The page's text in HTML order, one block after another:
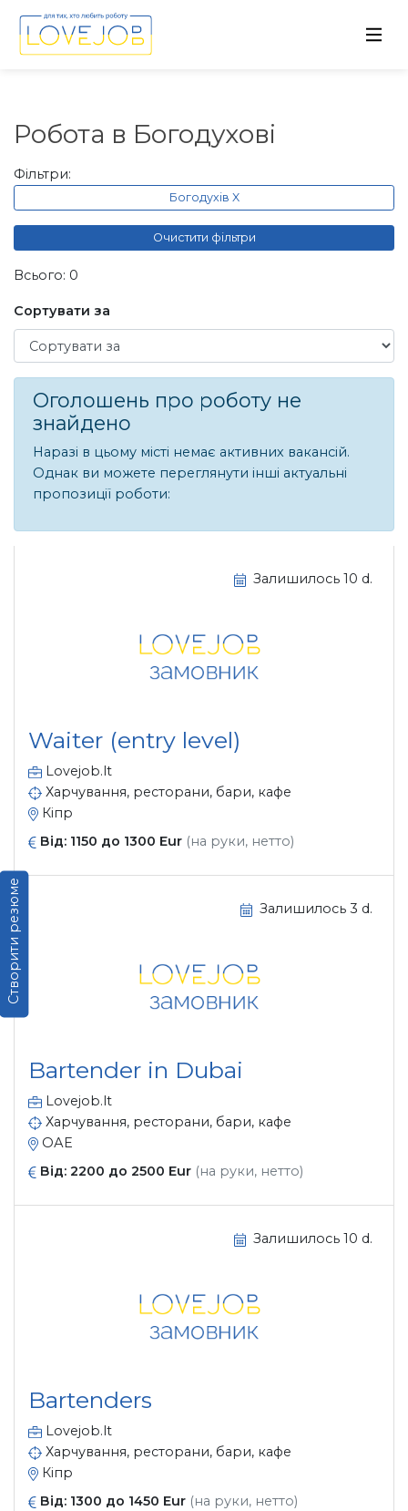
Створити резюме
Робота в Богодухові
Фільтри:
Богодухів X
Очистити фільтри
Всього: 0
Сортувати за
Сортувати за
Оголошень про роботу не
знайдено
Наразі в цьому місті немає активних вакансій.
Однак ви можете переглянути інші актуальні
пропозиції роботи:
Залишилось 10 d.
Waiter (entry level)
Lovejob.lt
Харчування, ресторани, бари, кафе
Кіпр
Від: 1150 до 1300 Eur (на руки, нетто)
Залишилось 3 d.
Bartender in Dubai
Lovejob.lt
Харчування, ресторани, бари, кафе
ОАЕ
Від: 2200 до 2500 Eur (на руки, нетто)
Залишилось 10 d.
Bartenders
Lovejob.lt
Харчування, ресторани, бари, кафе
Кіпр
Від: 1300 до 1450 Eur (на руки, нетто)